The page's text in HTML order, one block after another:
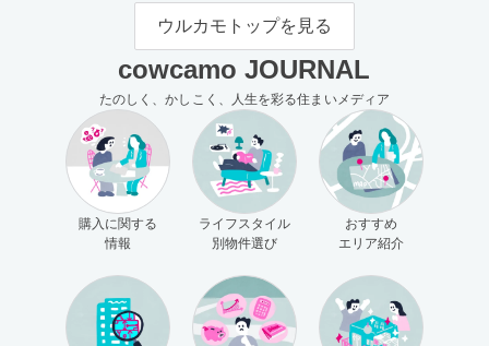
主さま向け）
ウルカモトップを見る
cowcamo JOURNAL
たのしく、かしこく、人生を彩る住まいメディア
購入に関する
情報
ライフスタイル
別物件選び
おすすめ
エリア紹介